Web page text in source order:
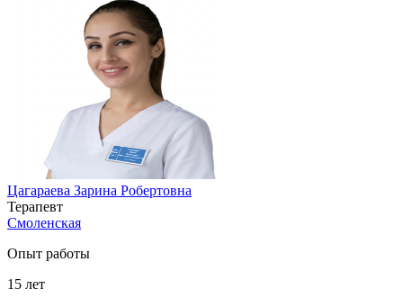
Цагараева Зарина Робертовна
Терапевт
Смоленская
Опыт работы
15 лет